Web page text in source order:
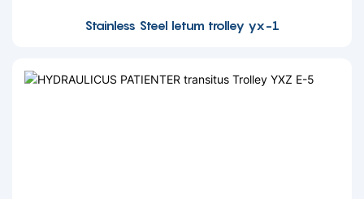
Stainless Steel letum trolley yx-1